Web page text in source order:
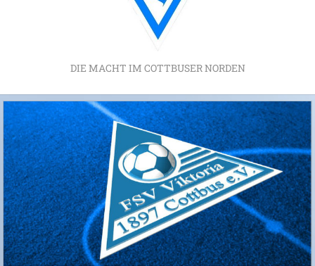
DIE MACHT IM COTTBUSER NORDEN